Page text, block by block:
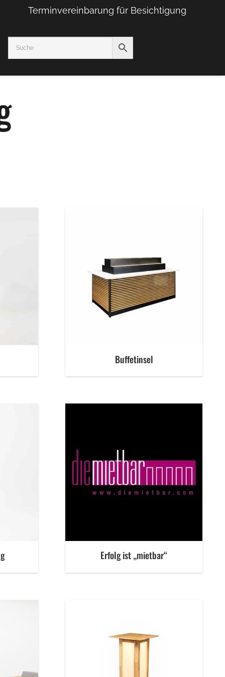
Terminvereinbarung für Besichtigung
Buffetinsel
Erfolg ist „mietbar“